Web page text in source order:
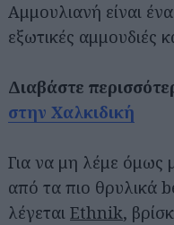
Αμμουλιανή είναι
εξωτικές αμμουδιές
Διαβάστε
στην Χαλκιδική
Για να μη λέμε όμως
από τα πιο θρυλικά
λέγεται Ethnik,